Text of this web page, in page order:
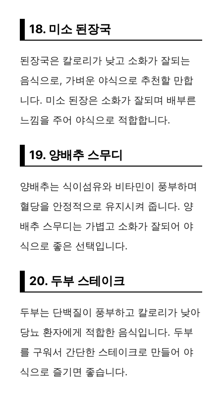
18. 미소 된장국
된장국은 칼로리가 낮고 소화가 잘되는
음식으로, 가벼운 야식으로 추천할 만합
니다. 미소 된장은 소화가 잘되며 배부른
느낌을 주어 야식으로 적합합니다.
19. 양배추 스무디
양배추는 식이섬유와 비타민이 풍부하며
혈당을 안정적으로 유지시켜 줍니다. 양
배추 스무디는 가볍고 소화가 잘되어 야
식으로 좋은 선택입니다.
20. 두부 스테이크
두부는 단백질이 풍부하고 칼로리가 낮아
당뇨 환자에게 적합한 음식입니다. 두부
를 구워서 간단한 스테이크로 만들어 야
식으로 즐기면 좋습니다.